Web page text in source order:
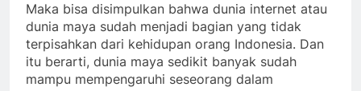
Maka bisa disimpulkan bahwa dunia internet atau
dunia maya sudah menjadi bagian yang tidak
terpisahkan dari kehidupan orang Indonesia. Dan
itu berarti, dunia maya sedikit banyak sudah
mampu mempengaruhi seseorang dalam